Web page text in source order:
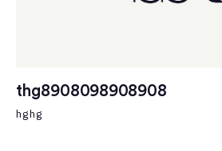
thg8908098908908
hghg